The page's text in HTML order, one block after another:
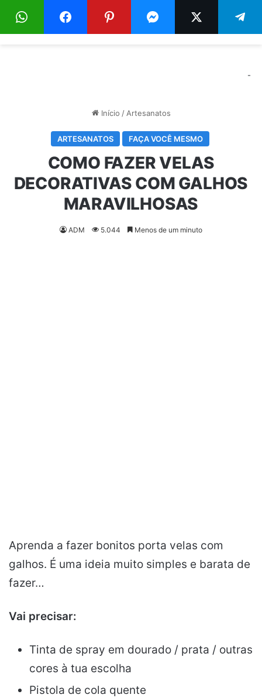
Menu
-
Início / Artesanatos
ARTESANATOS FAÇA VOCÊ MESMO
COMO FAZER VELAS
DECORATIVAS COM GALHOS
MARAVILHOSAS
ADM 5.044 Menos de um minuto
Aprenda a fazer bonitos porta velas com
galhos. É uma ideia muito simples e barata de
fazer…
Vai precisar:
Tinta de spray em dourado / prata / outras
cores à tua escolha
Pistola de cola quente